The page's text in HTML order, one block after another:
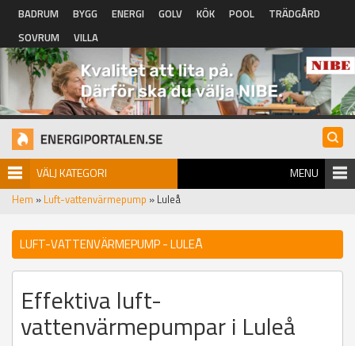
Hoppa till huvudinnehåll
BADRUM BYGG ENERGI GOLV KÖK POOL
TRÄDGÅRD
SOVRUM
VILLA
VÄLJ KATEGORI MENU
Hem » Luft-vattenvärmepump » Luleå
LUFT-VATTENVÄRMEPUMP - LULEÅ
Effektiva luft-
vattenvärmepumpar i Luleå